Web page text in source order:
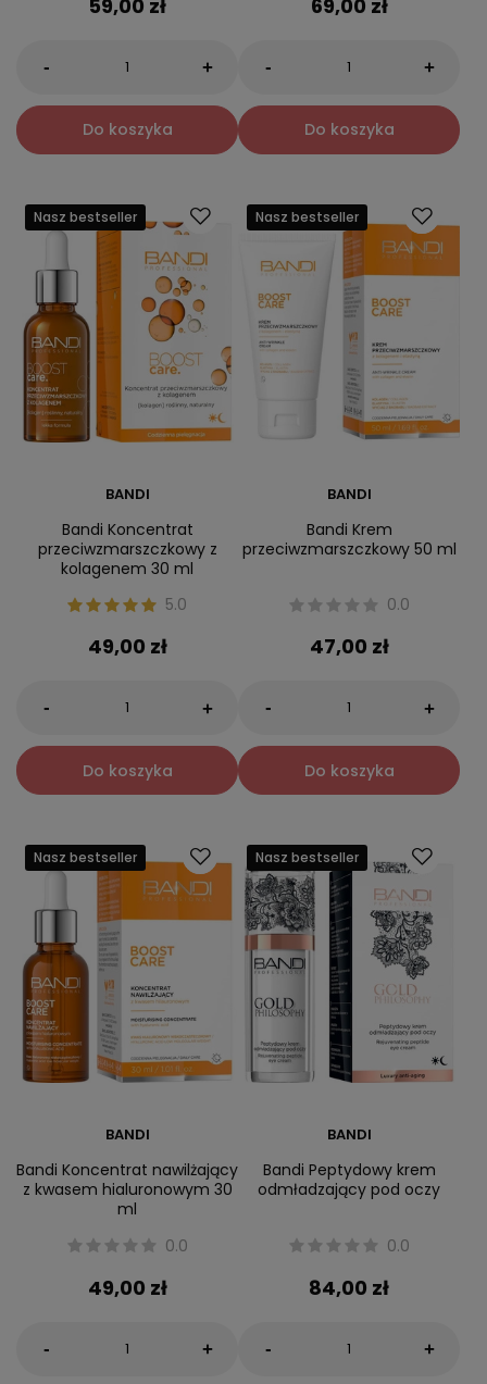
59,00 zł
- +
Do koszyka
69,00 zł
- +
Do koszyka
Nasz bestseller
BANDI
Bandi Koncentrat
przeciwzmarszczkowy z
kolagenem 30 ml
5.0
49,00 zł
- +
Do koszyka
Nasz bestseller
BANDI
Bandi Krem
przeciwzmarszczkowy 50 ml
0.0
47,00 zł
- +
Do koszyka
Nasz bestseller
BANDI
Bandi Koncentrat nawilżający
z kwasem hialuronowym 30
ml
0.0
49,00 zł
- +
Nasz bestseller
BANDI
Bandi Peptydowy krem
odmładzający pod oczy
0.0
84,00 zł
- +